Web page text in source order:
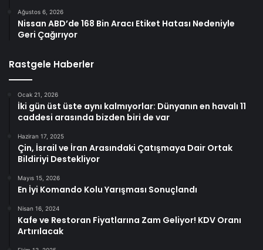
Ağustos 6, 2026
Nissan ABD’de 168 Bin Aracı Etiket Hatası Nedeniyle
Geri Çağırıyor
Rastgele Haberler
Ocak 21, 2026
İki gün üst üste aynı kalmıyorlar: Dünyanın en havalı 11
caddesi arasında bizden biri de var
Haziran 17, 2025
Çin, İsrail ve İran Arasındaki Çatışmaya Dair Ortak
Bildiriyi Destekliyor
Mayıs 15, 2026
En İyi Komando Kolu Yarışması Sonuçlandı
Nisan 16, 2024
Kafe ve Restoran Fiyatlarına Zam Geliyor! KDV Oranı
Artırılacak